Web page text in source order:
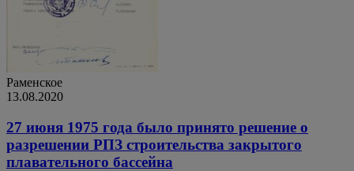
Раменское
13.08.2020
27 июня 1975 года было принято решение о
разрешении РПЗ строительства закрытого
плавательного бассейна